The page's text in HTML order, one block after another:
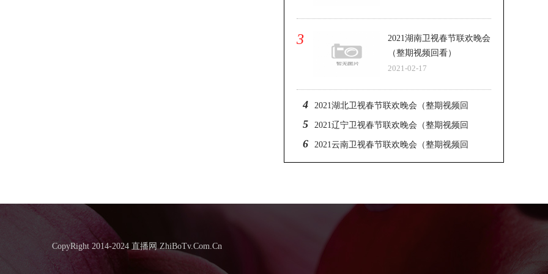
3
2021湖南卫视春节联欢晚会
（整期视频回看）
2021-02-17
4 2021湖北卫视春节联欢晚会（整期视频回
看）
5 2021辽宁卫视春节联欢晚会（整期视频回
看）
6 2021云南卫视春节联欢晚会（整期视频回
看）
CopyRight 2014-2024 直播网 ZhiBoTv.Com.Cn